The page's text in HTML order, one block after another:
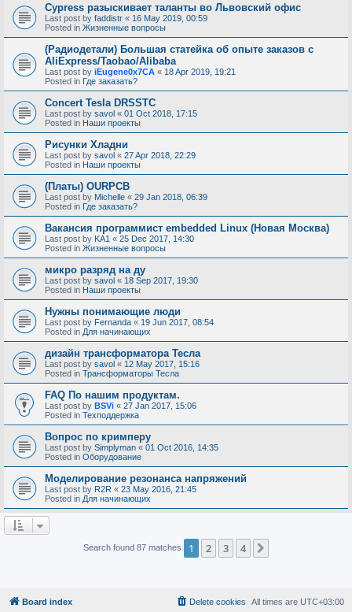
Cypress разыскивает таланты во Львовский офис
Last post by faddistr « 16 May 2019, 00:59
Posted in Жизненные вопросы
(Радиодетали) Большая статейка об опыте заказов с
AliExpress/Taobao/Alibaba
Last post by iEugene0x7CA « 18 Apr 2019, 19:21
Posted in Где заказать?
Concert Tesla DRSSTC
Last post by savol « 01 Oct 2018, 17:15
Posted in Наши проекты
Рисунки Хладни
Last post by savol « 27 Apr 2018, 22:29
Posted in Наши проекты
(Платы) OURPCB
Last post by Michelle « 29 Jan 2018, 06:39
Posted in Где заказать?
Вакансия программист embedded Linux (Новая Москва)
Last post by KA1 « 25 Dec 2017, 14:30
Posted in Жизненные вопросы
микро разряд на ду
Last post by savol « 18 Sep 2017, 19:30
Posted in Наши проекты
Нужны понимающие люди
Last post by Fernanda « 19 Jun 2017, 08:54
Posted in Для начинающих
дизайн трансформатора Тесла
Last post by savol « 12 May 2017, 15:16
Posted in Трансформаторы Тесла
FAQ По нашим продуктам.
Last post by BSVi « 27 Jan 2017, 15:06
Posted in Техподдержка
Вопрос по кримперу
Last post by Simplyman « 01 Oct 2016, 14:35
Posted in Оборудование
Моделирование резонанса напряжений
Last post by R2R « 23 May 2016, 21:45
Posted in Для начинающих
Search found 87 matches 1 2 3 4
Board index All times are UTC+03:00
Delete cookies